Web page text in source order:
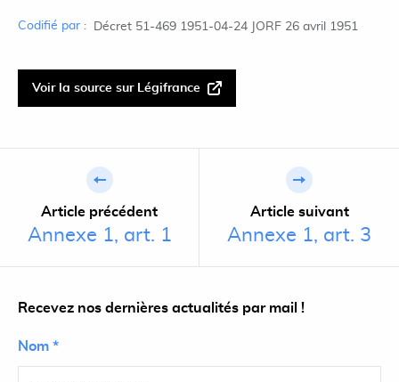
Codifié par : Décret 51-469 1951-04-24 JORF 26 avril 1951
Voir la source sur Légifrance
Article précédent
Annexe 1, art. 1
Article suivant
Annexe 1, art. 3
Recevez nos dernières actualités par mail !
Nom *